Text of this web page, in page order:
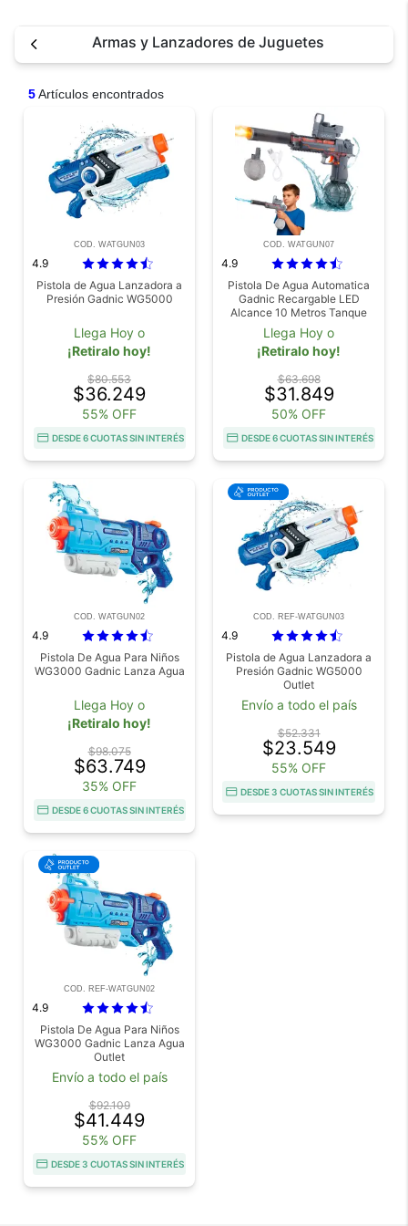
Armas y Lanzadores de Juguetes
5Artículos encontrados
COD. WATGUN03
4.9
Pistola de Agua Lanzadora a
Presión Gadnic WG5000
Llega Hoy o
¡Retiralo hoy!
$80.553
$36.249
55% OFF
DESDE 6 CUOTAS SIN INTERÉS
COD. WATGUN07
4.9
Pistola De Agua Automatica
Gadnic Recargable LED
Alcance 10 Metros Tanque
500 ml Bateria 500 mAh
Llega Hoy o
¡Retiralo hoy!
$63.698
$31.849
50% OFF
DESDE 6 CUOTAS SIN INTERÉS
COD. WATGUN02
4.9
Pistola De Agua Para Niños
WG3000 Gadnic Lanza Agua
Llega Hoy o
¡Retiralo hoy!
$98.075
$63.749
35% OFF
DESDE 6 CUOTAS SIN INTERÉS
COD. REF-WATGUN03
4.9
Pistola de Agua Lanzadora a
Presión Gadnic WG5000
Outlet
Envío a todo el país
$52.331
$23.549
55% OFF
DESDE 3 CUOTAS SIN INTERÉS
COD. REF-WATGUN02
4.9
Pistola De Agua Para Niños
WG3000 Gadnic Lanza Agua
Outlet
Envío a todo el país
$92.109
$41.449
55% OFF
DESDE 3 CUOTAS SIN INTERÉS